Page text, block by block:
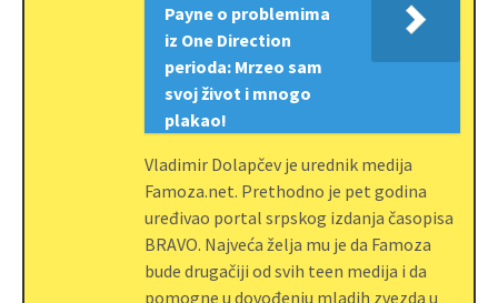
Payne o problemima
iz One Direction
perioda: Mrzeo sam
svoj život i mnogo
plakao!
Vladimir Dolapčev je urednik medija
Famoza.net. Prethodno je pet godina
uređivao portal srpskog izdanja časopisa
BRAVO. Najveća želja mu je da Famoza
bude drugačiji od svih teen medija i da
pomogne u dovođenju mladih zvezda u